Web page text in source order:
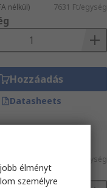
nélkül) 7631 Ft/egység
Hozzáadás
Datasheets
10 601 Ft/egység
élményt
személyre